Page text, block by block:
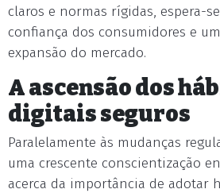
claros e normas rígidas, espera-
confiança dos consumidores e
expansão do mercado.
A ascensão dos
digitais seguros
Paralelamente às mudanças
uma crescente conscientização
acerca da importância de adotar